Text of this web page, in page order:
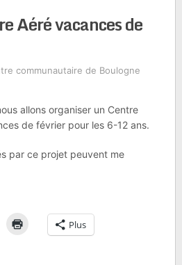
Aéré vacances de
communautaire de Boulogne
allons organiser un Centre
de février pour les 6-12 ans.
par ce projet peuvent me
Plus